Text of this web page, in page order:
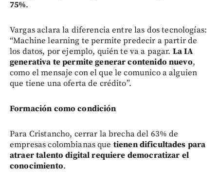
75%.
Vargas aclara la diferencia entre las dos tecnologías:
“Machine learning te permite predecir a partir de
los datos, por ejemplo, quién te va a pagar. La IA
generativa te permite generar contenido nuevo,
como el mensaje con el que le comunico a alguien
que tiene una oferta de crédito”.
Formación como condición
Para Cristancho, cerrar la brecha del 63% de
empresas colombianas que tienen dificultades para
atraer talento digital requiere democratizar el
conocimiento.